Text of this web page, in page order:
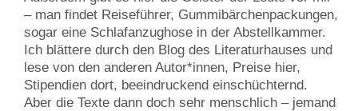
– man findet Reiseführer, Gummibärchenpackungen,
sogar eine Schlafanzughose in der Abstellkammer.
Ich blättere durch den Blog des Literaturhauses und
lese von den anderen Autor*innen, Preise hier,
Stipendien dort, beeindruckend einschüchternd.
Aber die Texte dann doch sehr menschlich – jemand